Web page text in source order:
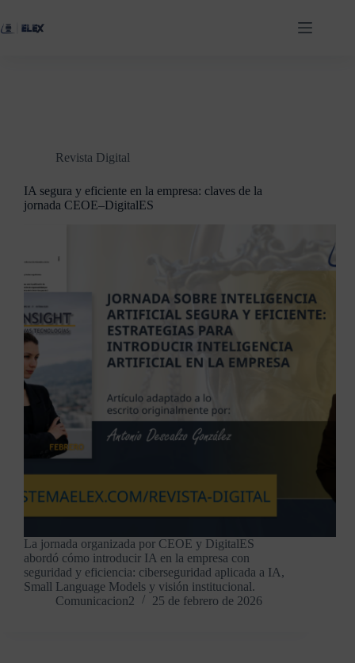
Revista Digital
IA segura y eficiente en la empresa: claves de la
jornada CEOE–DigitalES
La jornada organizada por CEOE y DigitalES
abordó cómo introducir IA en la empresa con
seguridad y eficiencia: ciberseguridad aplicada a IA,
Small Language Models y visión institucional.
Comunicacion2
25 de febrero de 2026